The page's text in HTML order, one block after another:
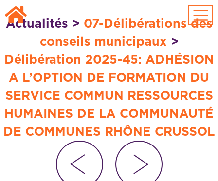
Passer au contenu principal
Actualités > 07-Délibérations des
conseils municipaux >
Délibération 2025-45: ADHÉSION
A L’OPTION DE FORMATION DU
SERVICE COMMUN RESSOURCES
HUMAINES DE LA COMMUNAUTÉ
DE COMMUNES RHÔNE CRUSSOL